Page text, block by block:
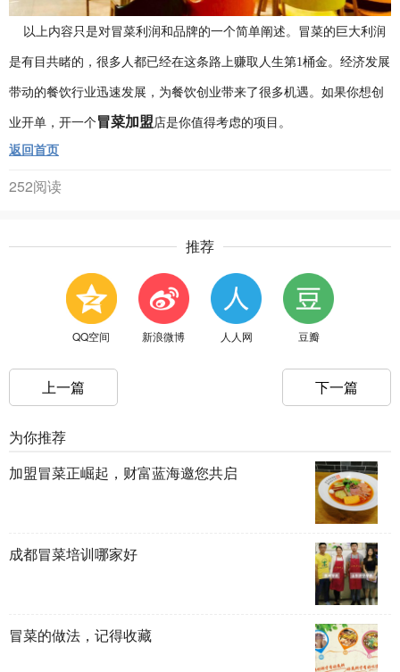
以上内容只是对冒菜利润和品牌的一个简单阐述。冒菜的巨大利润
是有目共睹的，很多人都已经在这条路上赚取人生第1桶金。经济发展
带动的餐饮行业迅速发展，为餐饮创业带来了很多机遇。如果你想创
业开单，开一个冒菜加盟店是你值得考虑的项目。
返回首页
252阅读
推荐
QQ空间 新浪微博 人人网 豆瓣
上一篇 下一篇
为你推荐
加盟冒菜正崛起，财富蓝海邀您共启
成都冒菜培训哪家好
冒菜的做法，记得收藏